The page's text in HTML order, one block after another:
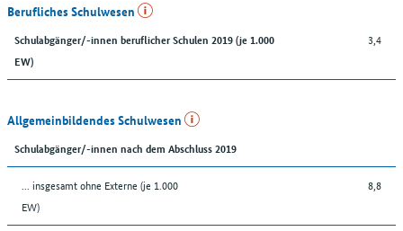
Berufliches Schulwesen
Schulabgänger/-innen beruflicher Schulen 2019 (je 1.000
EW)
3,4
Allgemeinbildendes Schulwesen
Schulabgänger/-innen nach dem Abschluss 2019
... insgesamt ohne Externe (je 1.000
EW)
8,8